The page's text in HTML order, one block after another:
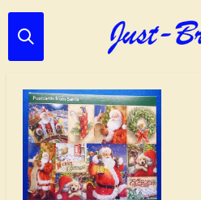
Ga
direct
hoofdinhoud